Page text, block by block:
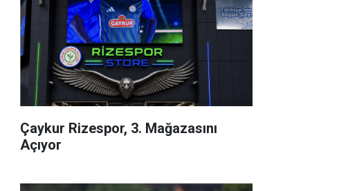
Çaykur Rizespor, 3. Mağazasını
Açıyor